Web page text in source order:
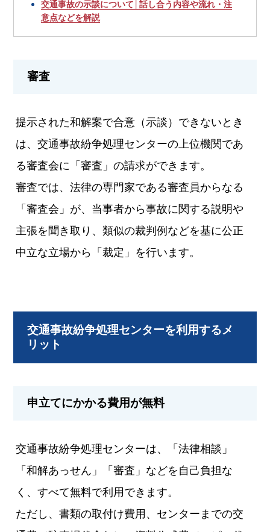
交通事故の示談について│話し合う内容や流れ・注
意点などを解説
審査
提示された和解案で合意（示談）できないとき
は、交通事故紛争処理センターの上位機関であ
る審査会に「審査」の請求ができます。
審査では、法律の専門家である審査員からなる
「審査会」が、当事者から事故に関する説明や
主張を聞き取り、類似の裁判例などを基に公正
中立な立場から「裁定」を行います。
交通事故紛争処理センターを利用するメ
リット
申立てにかかる費用が無料
交通事故紛争処理センターは、「法律相談」
「和解あっせん」「審査」などを自己負担な
く、すべて無料で利用できます。
ただし、書類の取付け費用、センターまでの交